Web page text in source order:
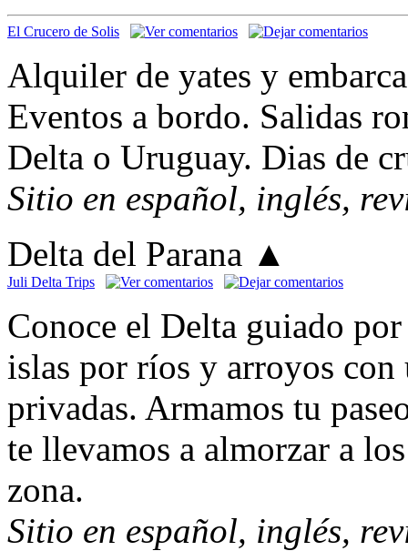
El Crucero de Solis
Alquiler de yates y
Eventos a bordo. Salidas
Delta o Uruguay. Dias de
Sitio en español, inglés,
Delta del Parana ▲
Juli Delta Trips
Conoce el Delta guiado
islas por ríos y arroyos
privadas. Armamos tu
te llevamos a almorzar a
zona.
Sitio en español, inglés,